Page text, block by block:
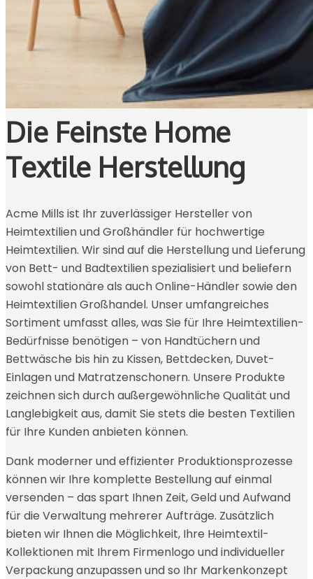
Die Feinste Home
Textile Herstellung
Acme Mills ist Ihr zuverlässiger Hersteller von
Heimtextilien und Großhändler für hochwertige
Heimtextilien. Wir sind auf die Herstellung und Lieferung
von Bett- und Badtextilien spezialisiert und beliefern
sowohl stationäre als auch Online-Händler sowie den
Heimtextilien Großhandel. Unser umfangreiches
Sortiment umfasst alles, was Sie für Ihre Heimtextilien-
Bedürfnisse benötigen – von Handtüchern und
Bettwäsche bis hin zu Kissen, Bettdecken, Duvet-
Einlagen und Matratzenschonern. Unsere Produkte
zeichnen sich durch außergewöhnliche Qualität und
Langlebigkeit aus, damit Sie stets die besten Textilien
für Ihre Kunden anbieten können.
Dank moderner und effizienter Produktionsprozesse
können wir Ihre komplette Bestellung auf einmal
versenden – das spart Ihnen Zeit, Geld und Aufwand
für die Verwaltung mehrerer Aufträge. Zusätzlich
bieten wir Ihnen die Möglichkeit, Ihre Heimtextil-
Kollektionen mit Ihrem Firmenlogo und individueller
Verpackung anzupassen und so Ihr Markenkonzept